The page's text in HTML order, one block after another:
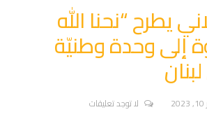
يطرح “نحنا الله
إلى وحدة وطنيّة
لا توجد تعليقات